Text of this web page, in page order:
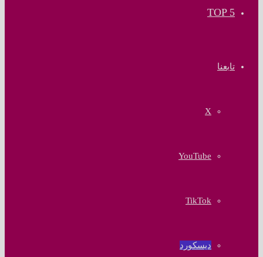
TOP 5
تابعنا
‫X
‫YouTube
‫TikTok
ديسكورد